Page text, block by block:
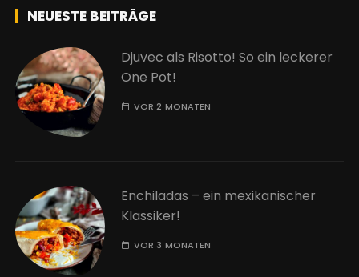
NEUESTE BEITRÄGE
Djuvec als Risotto! So ein leckerer
One Pot!
VOR 2 MONATEN
Enchiladas – ein mexikanischer
Klassiker!
VOR 3 MONATEN